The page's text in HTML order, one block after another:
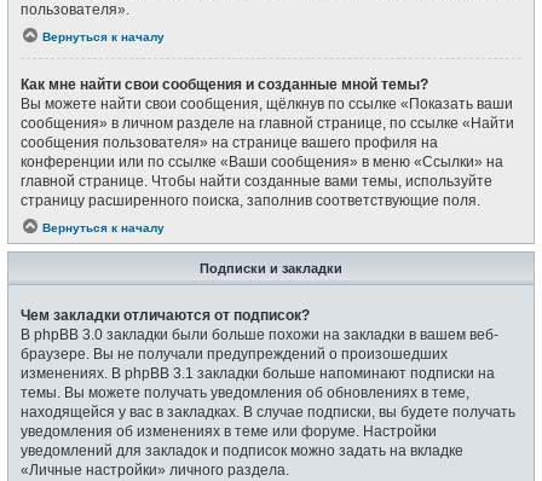
пользователя».
Вернуться к началу
Как мне найти свои сообщения и созданные мной темы?
Вы можете найти свои сообщения, щёлкнув по ссылке «Показать ваши
сообщения» в личном разделе на главной странице, по ссылке «Найти
сообщения пользователя» на странице вашего профиля на
конференции или по ссылке «Ваши сообщения» в меню «Ссылки» на
главной странице. Чтобы найти созданные вами темы, используйте
страницу расширенного поиска, заполнив соответствующие поля.
Вернуться к началу
Подписки и закладки
Чем закладки отличаются от подписок?
В phpBB 3.0 закладки были больше похожи на закладки в вашем веб-
браузере. Вы не получали предупреждений о произошедших
изменениях. В phpBB 3.1 закладки больше напоминают подписки на
темы. Вы можете получать уведомления об обновлениях в теме,
находящейся у вас в закладках. В случае подписки, вы будете получать
уведомления об изменениях в теме или форуме. Настройки
уведомлений для закладок и подписок можно задать на вкладке
«Личные настройки» личного раздела.